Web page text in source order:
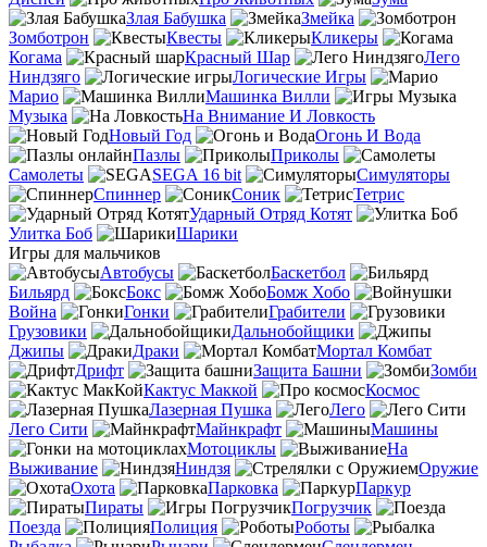
Злая Бабушка
Змейка
Зомботрон
Квесты
Кликеры
Когама
Красный Шар
Лего
Ниндзяго
Логические Игры
Марио
Машинка Вилли
Музыка
На Внимание И Ловкость
Новый Год
Огонь И Вода
Пазлы
Приколы
Самолеты
SEGA 16 bit
Симуляторы
Спиннер
Соник
Тетрис
Ударный Отряд Котят
Улитка Боб
Шарики
Игры для мальчиков
Автобусы
Баскетбол
Бильярд
Бокс
Бомж Хобо
Война
Гонки
Грабители
Грузовики
Дальнобойщики
Джипы
Драки
Мортал Комбат
Дрифт
Защита Башни
Зомби
Кактус Маккой
Космос
Лазерная Пушка
Лего
Лего Сити
Майнкрафт
Машины
Мотоциклы
На
Выживание
Ниндзя
Оружие
Охота
Парковка
Паркур
Пираты
Погрузчик
Поезда
Полиция
Роботы